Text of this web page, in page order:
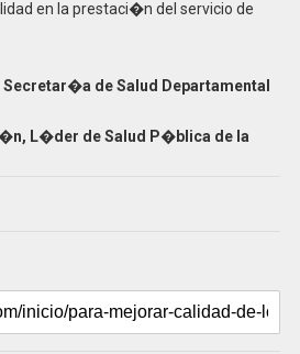
en la prestaci�n del servicio de
de Salud Departamental
L�der de Salud P�blica de la